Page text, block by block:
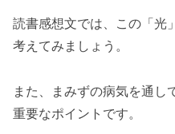
読書感想文では、この「光
考えてみましょう。
また、まみずの病気を通し
重要なポイントです。